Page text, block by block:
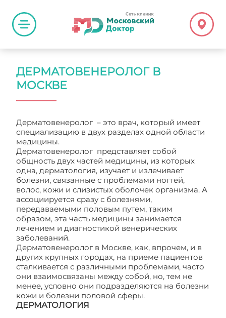
ДЕРМАТОВЕНЕРОЛОГ В
МОСКВЕ
Дерматовенеролог – это врач, который имеет
специализацию в двух разделах одной области
медицины.
Дерматовенеролог представляет собой
общность двух частей медицины, из которых
одна, дерматология, изучает и излечивает
болезни, связанные с проблемами ногтей,
волос, кожи и слизистых оболочек организма. А
ассоциируется сразу с болезнями,
передаваемыми половым путем, таким
образом, эта часть медицины занимается
лечением и диагностикой венерических
заболеваний.
Дерматовенеролог в Москве, как, впрочем, и в
других крупных городах, на приеме пациентов
сталкивается с различными проблемами, часто
они взаимосвязаны между собой, но, тем не
менее, условно они подразделяются на болезни
кожи и болезни половой сферы.
ДЕРМАТОЛОГИЯ